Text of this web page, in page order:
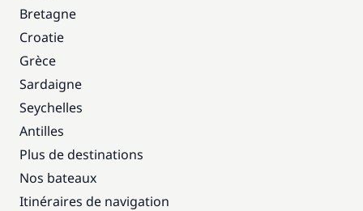
Bretagne
Croatie
Grèce
Sardaigne
Seychelles
Antilles
Plus de destinations
Nos bateaux
Itinéraires de navigation